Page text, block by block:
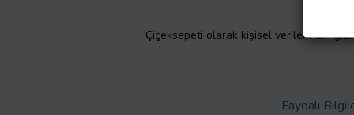
Çiçeksepeti olarak kişisel verilerinizin
Faydalı